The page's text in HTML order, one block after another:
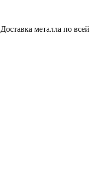
металла по всей